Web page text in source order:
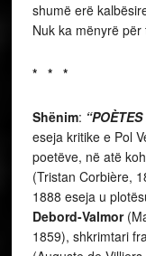
shumë erë
Nuk ka mënyrë për
* * *
Shënim:
eseja kritike e Pol
poetëve, në atë
(Tristan Corbière,
1888 eseja u
Debord-Valmor
1859), shkrimtari